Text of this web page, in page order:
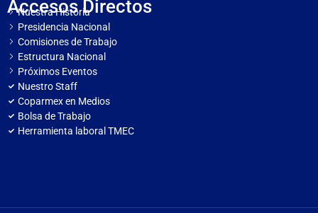
Accesos Directos
Nuestra Historia
Presidencia Nacional
Comisiones de Trabajo
Estructura Nacional
Próximos Eventos
Nuestro Staff
Coparmex en Medios
Bolsa de Trabajo
Herramienta laboral TMEC